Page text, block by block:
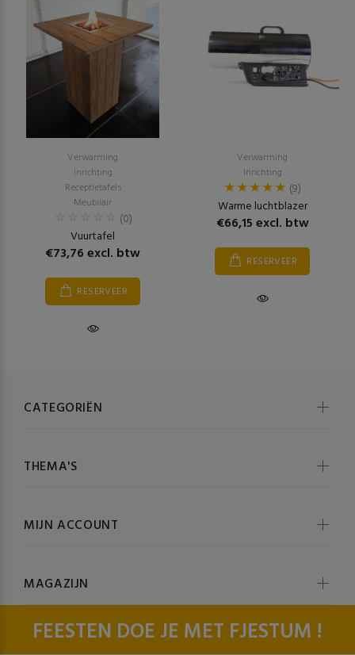
Verwarming
Inrichting
Receptietafels
Meubilair
(0)
Vuurtafel
€73,76 excl. btw
RESERVEER
Verwarming
Inrichting
(9)
Warme luchtblazer
€66,15 excl. btw
RESERVEER
FEESTEN DOE JE MET FJESTUM !
CATEGORIËN
THEMA'S
MIJN ACCOUNT
MAGAZIJN